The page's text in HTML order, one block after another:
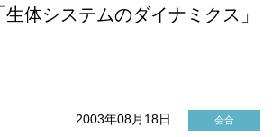
生体システムのダイナミクス」
2003年08月18日 会合